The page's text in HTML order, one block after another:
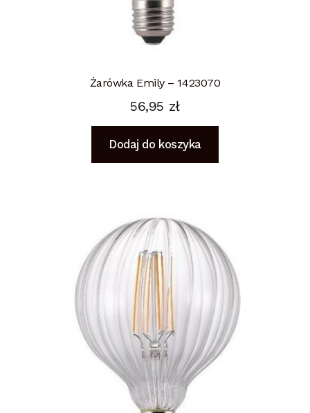
Żarówka Emily – 1423070
56,95 zł
Dodaj do koszyka